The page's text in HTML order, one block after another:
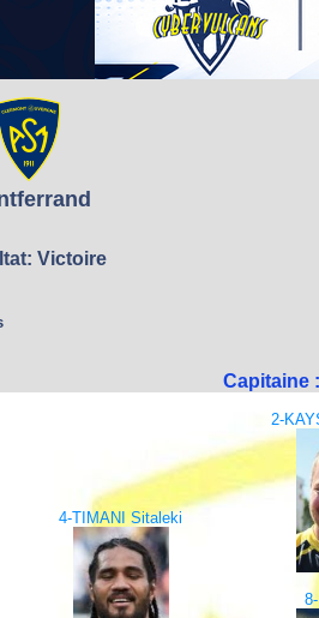
Victoire
Capitaine
2-
4-TIMANI Sitaleki